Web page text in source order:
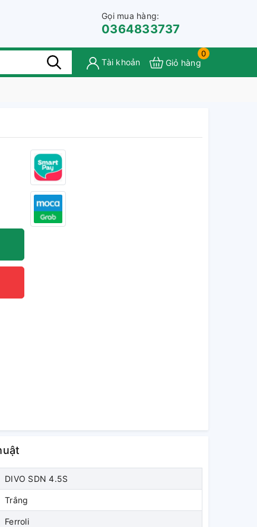
Gọi mua hàng:
0364833737
Tài khoản
0
Giỏ hàng
DIVO SDN 4.5S
Trắng
Ferroli